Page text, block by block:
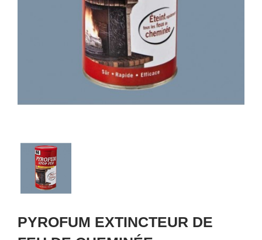
PYROFUM EXTINCTEUR DE